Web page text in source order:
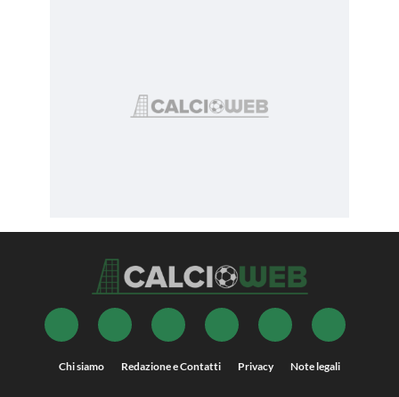
Chi siamo Redazione e Contatti Privacy Note legali